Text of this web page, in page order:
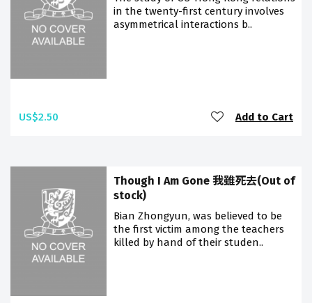
in the twenty-first century involves
asymmetrical interactions b..
US$2.50 Add to Cart
Though I Am Gone 我雖死去(Out of
stock)
Bian Zhongyun, was believed to be
the first victim among the teachers
killed by hand of their studen..